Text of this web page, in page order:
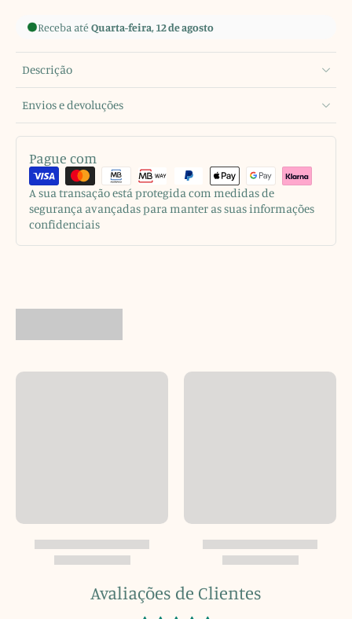
Receba atéQuarta-feira, 12 de agosto
Descrição
Envios e devoluções
Pague com
A sua transação está protegida com medidas de
segurança avançadas para manter as suas informações
confidenciais
Avaliações de Clientes